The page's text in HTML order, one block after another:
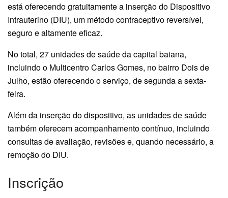
está oferecendo gratuitamente a inserção do Dispositivo
Intrauterino (DIU), um método contraceptivo reversível,
seguro e altamente eficaz.
No total, 27 unidades de saúde da capital baiana,
incluindo o Multicentro Carlos Gomes, no bairro Dois de
Julho, estão oferecendo o serviço, de segunda a sexta-
feira.
Além da inserção do dispositivo, as unidades de saúde
também oferecem acompanhamento contínuo, incluindo
consultas de avaliação, revisões e, quando necessário, a
remoção do DIU.
Inscrição